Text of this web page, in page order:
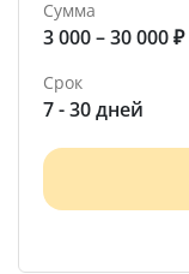
Сумма
3 000 – 30 000 ₽
Срок
7 - 30 дней